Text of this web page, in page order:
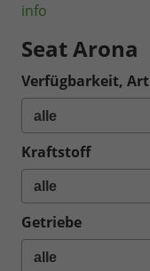
info
Seat Arona
Verfügbarkeit, Art
Kraftstoff
Getriebe